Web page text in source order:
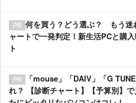
何を買う？どう選ぶ？ もう迷
ャートで一発判定！新生活PCと購
ト
「mouse」「DAIV」「G
れ？ 【診断チャート】【予算別】